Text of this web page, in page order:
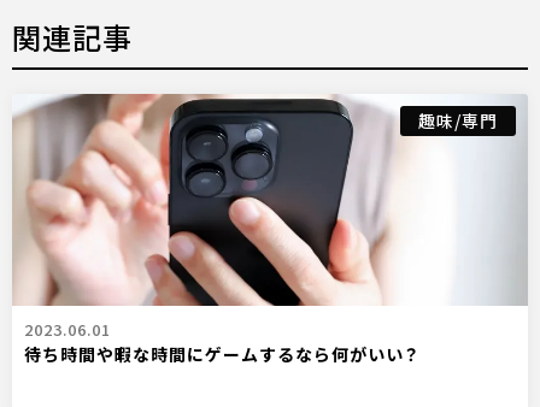
関連記事
趣味/専門
2023.06.01
待ち時間や暇な時間にゲームするなら何がいい？